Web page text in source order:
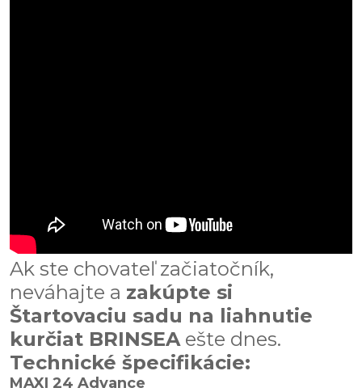
Ak ste chovateľ začiatočník,
neváhajte a zakúpte si
Štartovaciu sadu na liahnutie
kurčiat BRINSEA ešte dnes.
Technické špecifikácie:
MAXI 24 Advance